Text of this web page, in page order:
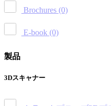
Brochures (0)
E-book (0)
製品
3Dスキャナー